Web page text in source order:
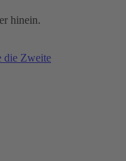
hinein.
die Zweite